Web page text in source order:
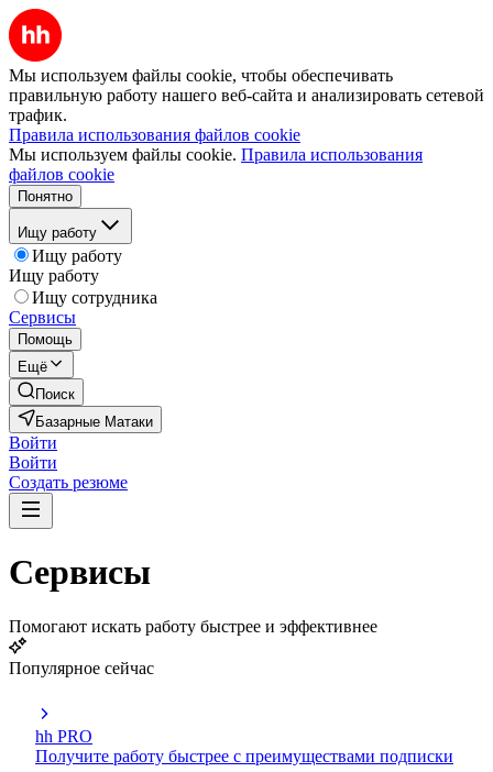
Мы используем файлы cookie, чтобы обеспечивать
правильную работу нашего веб-сайта и анализировать сетевой
трафик.
Правила использования файлов cookie
Мы используем файлы cookie. Правила использования
файлов cookie
Понятно
Ищу работу
Ищу работу
Ищу работу
Ищу сотрудника
Сервисы
Помощь
Ещё
Поиск
Базарные Матаки
Войти
Войти
Создать резюме
Сервисы
Помогают искать работу быстрее и эффективнее
Популярное сейчас
hh PRO
Получите работу быстрее с преимуществами подписки